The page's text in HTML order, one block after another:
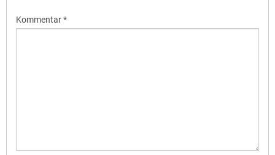
Kommentar*